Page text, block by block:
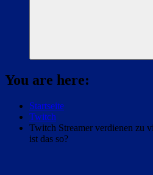
Suchen
You are here:
Startseite
Twitch
Twitch Streamer verdienen zu
ist das so?